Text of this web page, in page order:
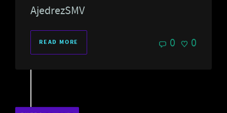
AjedrezSMV
READ MORE 0 0